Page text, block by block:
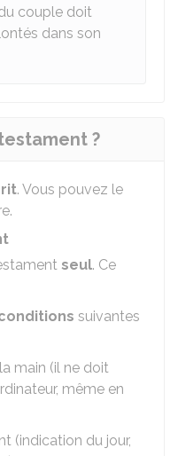
couple doit
dans son
?
. Vous pouvez le
seul. Ce
suivantes
main (il ne doit
même en
(indication du jour,